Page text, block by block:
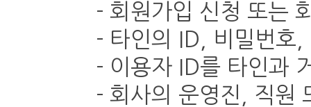
- 회원가입 신청 또는
- 타인의 ID, 비밀번호,
- 이용자 ID를 타인과
- 회사의 운영진, 직원